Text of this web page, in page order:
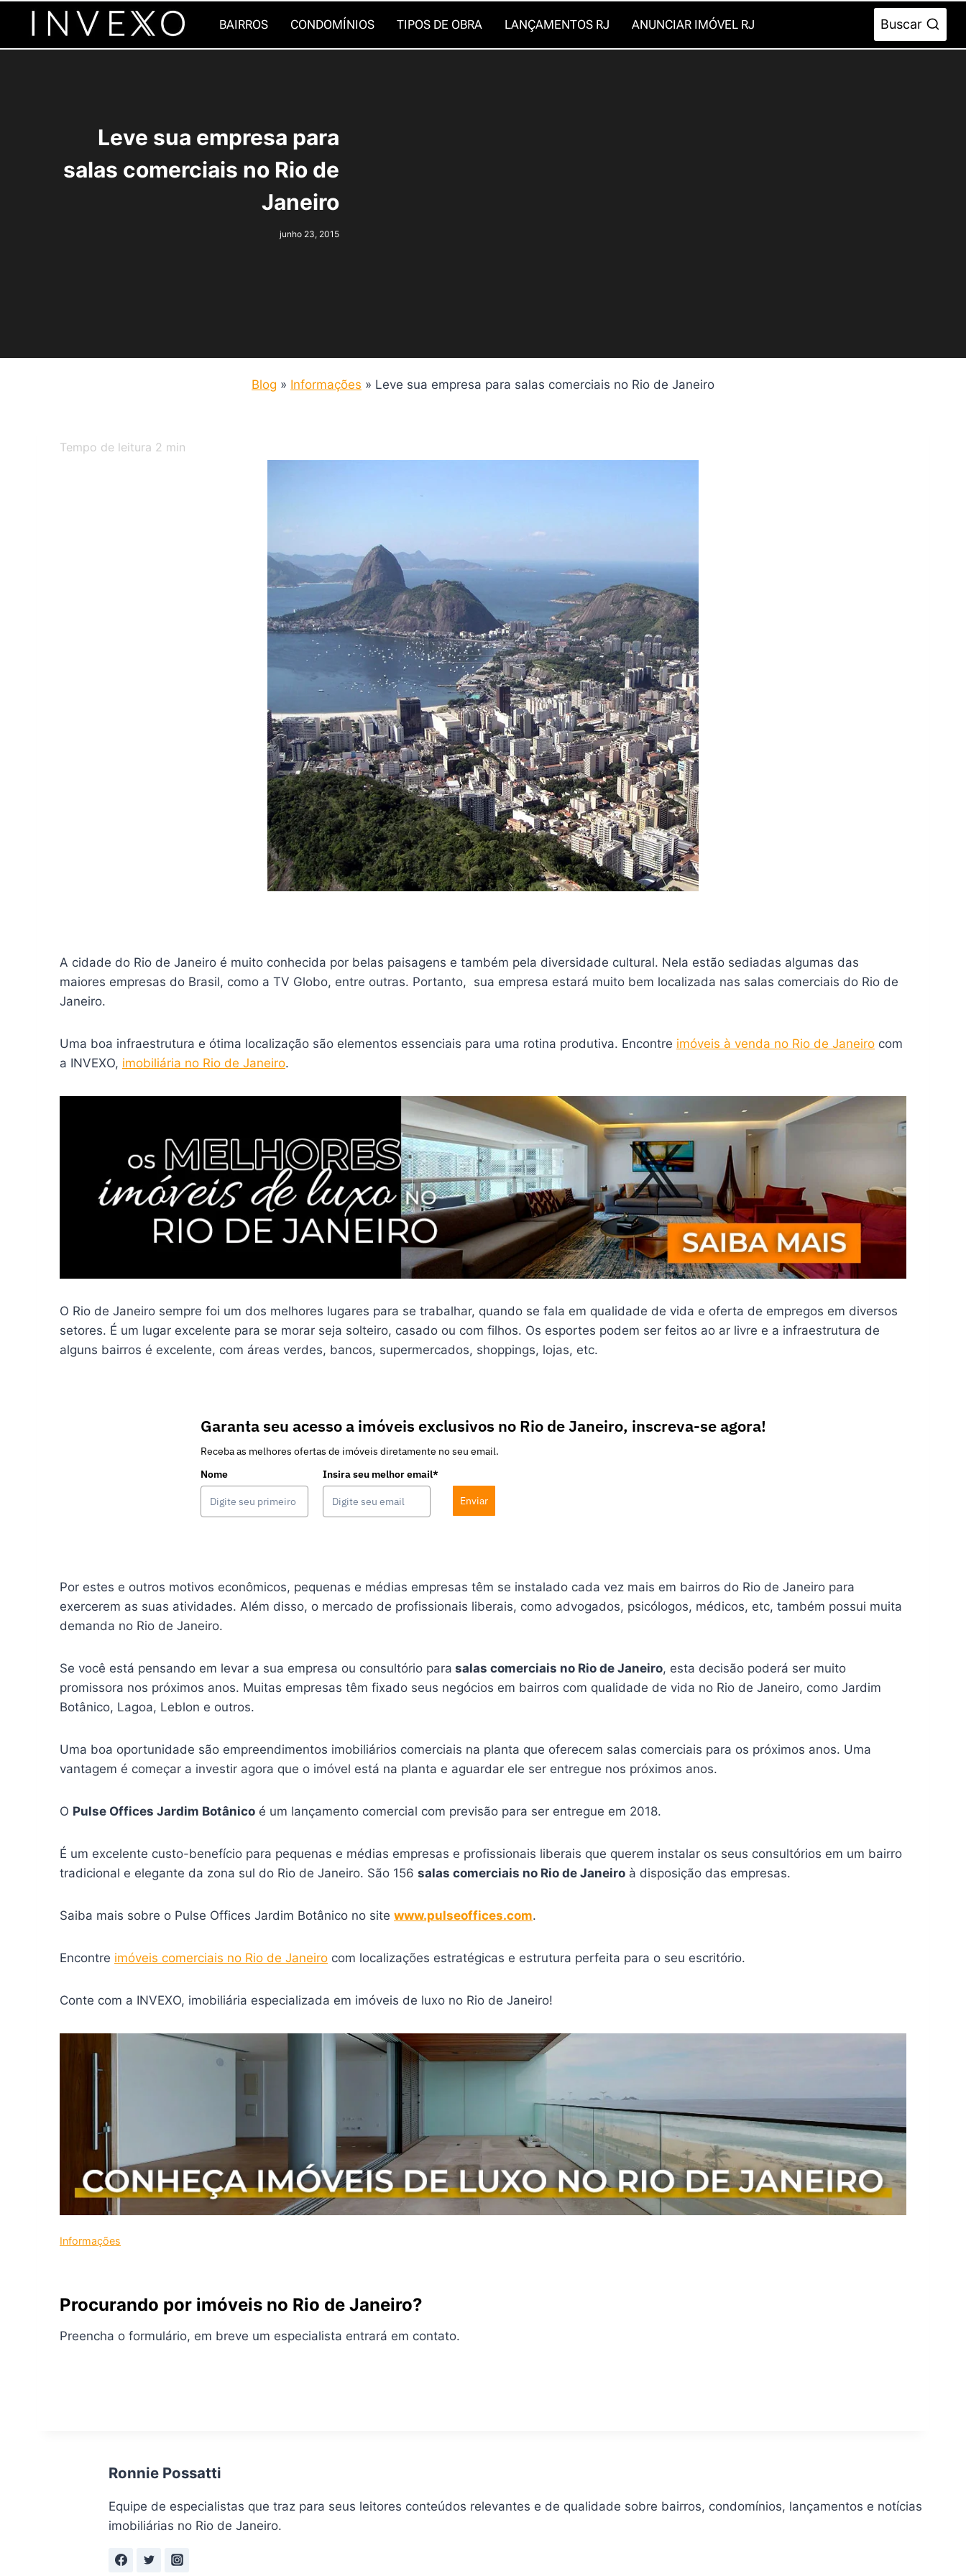
o
BAIRROS CONDOMÍNIOS TIPOS DE OBRA LANÇAMENTOS RJ ANUNCIAR IMÓVEL RJ Buscar
Leve sua empresa para
salas comerciais no Rio de
Janeiro
junho 23, 2015
Blog » Informações » Leve sua empresa para salas comerciais no Rio de Janeiro
Tempo de leitura 2 min
A cidade do Rio de Janeiro é muito conhecida por belas paisagens e também pela diversidade cultural. Nela estão sediadas algumas das
maiores empresas do Brasil, como a TV Globo, entre outras. Portanto, sua empresa estará muito bem localizada nas salas comerciais do Rio de
Janeiro.
Uma boa infraestrutura e ótima localização são elementos essenciais para uma rotina produtiva. Encontre imóveis à venda no Rio de Janeiro com
a INVEXO, imobiliária no Rio de Janeiro.
O Rio de Janeiro sempre foi um dos melhores lugares para se trabalhar, quando se fala em qualidade de vida e oferta de empregos em diversos
setores. É um lugar excelente para se morar seja solteiro, casado ou com filhos. Os esportes podem ser feitos ao ar livre e a infraestrutura de
alguns bairros é excelente, com áreas verdes, bancos, supermercados, shoppings, lojas, etc.
Garanta seu acesso a imóveis exclusivos no Rio de Janeiro, inscreva-se agora!
Receba as melhores ofertas de imóveis diretamente no seu email.
Nome
Insira seu melhor email*
Enviar
Por estes e outros motivos econômicos, pequenas e médias empresas têm se instalado cada vez mais em bairros do Rio de Janeiro para
exercerem as suas atividades. Além disso, o mercado de profissionais liberais, como advogados, psicólogos, médicos, etc, também possui muita
demanda no Rio de Janeiro.
Se você está pensando em levar a sua empresa ou consultório para salas comerciais no Rio de Janeiro, esta decisão poderá ser muito
promissora nos próximos anos. Muitas empresas têm fixado seus negócios em bairros com qualidade de vida no Rio de Janeiro, como Jardim
Botânico, Lagoa, Leblon e outros.
Uma boa oportunidade são empreendimentos imobiliários comerciais na planta que oferecem salas comerciais para os próximos anos. Uma
vantagem é começar a investir agora que o imóvel está na planta e aguardar ele ser entregue nos próximos anos.
O Pulse Offices Jardim Botânico é um lançamento comercial com previsão para ser entregue em 2018.
É um excelente custo-benefício para pequenas e médias empresas e profissionais liberais que querem instalar os seus consultórios em um bairro
tradicional e elegante da zona sul do Rio de Janeiro. São 156 salas comerciais no Rio de Janeiro à disposição das empresas.
Saiba mais sobre o Pulse Offices Jardim Botânico no site www.pulseoffices.com.
Encontre imóveis comerciais no Rio de Janeiro com localizações estratégicas e estrutura perfeita para o seu escritório.
Conte com a INVEXO, imobiliária especializada em imóveis de luxo no Rio de Janeiro!
Informações
Procurando por imóveis no Rio de Janeiro?
Preencha o formulário, em breve um especialista entrará em contato.
Ronnie Possatti
Equipe de especialistas que traz para seus leitores conteúdos relevantes e de qualidade sobre bairros, condomínios, lançamentos e notícias
imobiliárias no Rio de Janeiro.